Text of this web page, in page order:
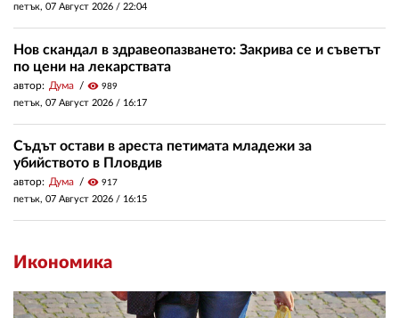
петък, 07 Август 2026 / 22:04
Нов скандал в здравеопазването: Закрива се и съветът
по цени на лекарствата
автор: Дума visibility 989
петък, 07 Август 2026 / 16:17
Съдът остави в ареста петимата младежи за
убийството в Пловдив
автор: Дума visibility 917
петък, 07 Август 2026 / 16:15
Икономика